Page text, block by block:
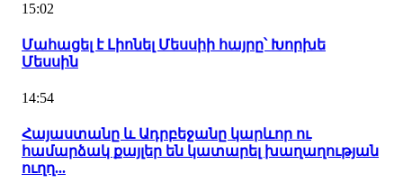
15:02
Մահացել է Լիոնել Մեսսիի հայրը՝ Խորխե
Մեսսին
14:54
Հայաստանը և Ադրբեջանը կարևոր ու
համարձակ քայլեր են կատարել խաղաղության
ուղղ...